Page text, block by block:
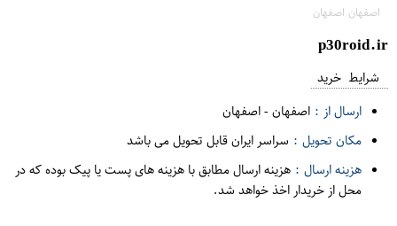
اصفهان اصفهان
p30roid.ir
شرایط خرید
ارسال از : اصفهان-اصفهان
مکان تحویل : سراسر ایران قابل تحویل می باشد
هزینه ارسال : هزینه ارسال مطابق با هزینه های پست یا پیک بوده که در
محل از خریدار اخذ خواهد شد.